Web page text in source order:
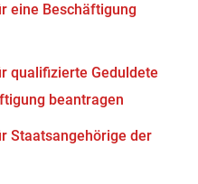
eine Beschäftigung
qualifizierte Geduldete
beantragen
Staatsangehörige der